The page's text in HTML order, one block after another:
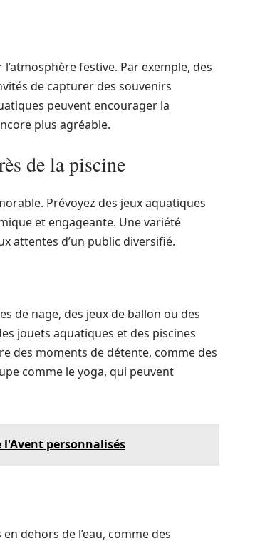
festive. Par exemple, des
de capturer des souvenirs
peuvent encourager la
plus agréable.
de la piscine
Prévoyez des jeux aquatiques
et engageante. Une variété
attentes d’un public diversifié.
de nage, des jeux de ballon ou des
jouets aquatiques et des piscines
des moments de détente, comme des
comme le yoga, qui peuvent
l'Avent personnalisés
dehors de l’eau, comme des